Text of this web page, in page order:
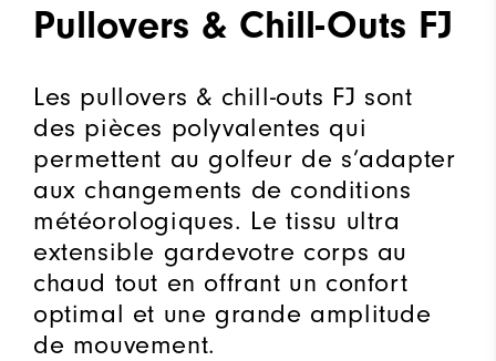
Pullovers & Chill-Outs FJ
Les pullovers & chill-outs FJ sont
des pièces polyvalentes qui
permettent au golfeur de s’adapter
aux changements de conditions
météorologiques. Le tissu ultra
extensible gardevotre corps au
chaud tout en offrant un confort
optimal et une grande amplitude
de mouvement.